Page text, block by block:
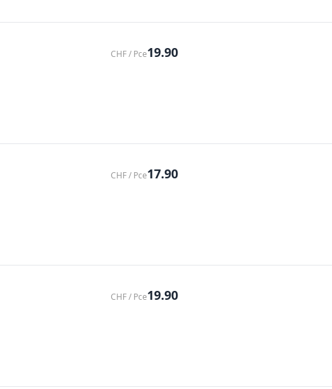
CHF / Pce19.90
CHF / Pce17.90
CHF / Pce19.90